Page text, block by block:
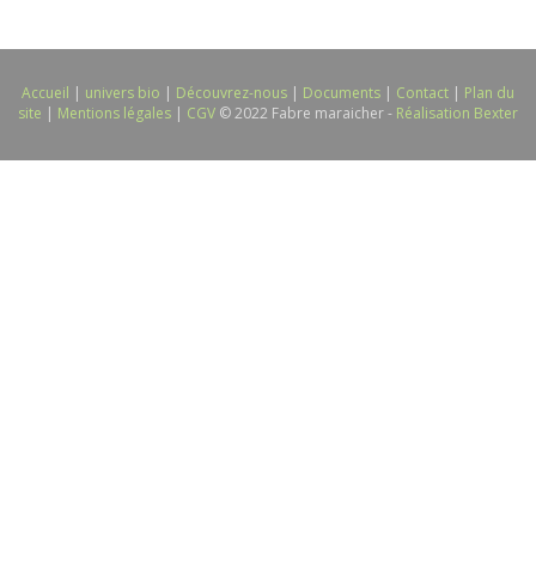
Accueil | univers bio | Découvrez-nous | Documents | Contact | Plan du
site | Mentions légales | CGV © 2022 Fabre maraicher - Réalisation Bexter